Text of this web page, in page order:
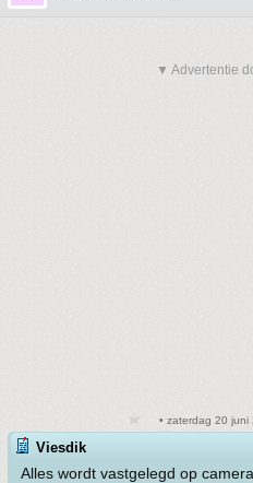
▼ Advertentie
• zaterdag 20 juni
Viesdik
Alles wordt vastgelegd op